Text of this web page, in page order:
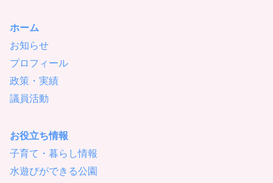
ホーム
お知らせ
プロフィール
政策・実績
議員活動
お役立ち情報
子育て・暮らし情報
水遊びができる公園